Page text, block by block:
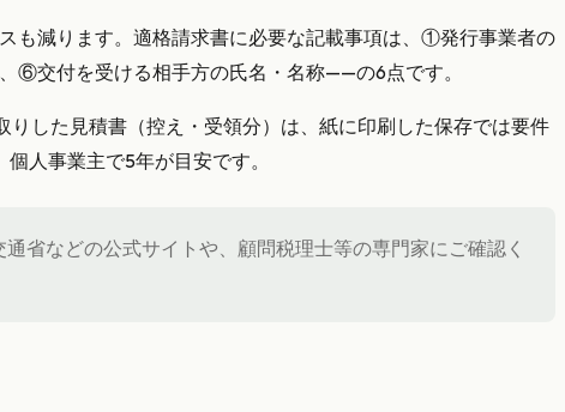
も減ります。適格請求書に必要な記載事項は、①発行事業者の
交付を受ける相手方の氏名・名称——の6点です。
した見積書（控え・受領分）は、紙に印刷した保存では要件
人事業主で5年が目安です。
省などの公式サイトや、顧問税理士等の専門家にご確認く